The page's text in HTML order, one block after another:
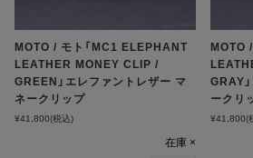
MOTO / モト「MC1 ELEPHANT
LEATHER MONEY CLIP /
GREEN」エレファントレザー マ
ネークリップ
¥41,800(税込)
在庫 ×
MOTO
GRAY
ークリ
¥41,800(